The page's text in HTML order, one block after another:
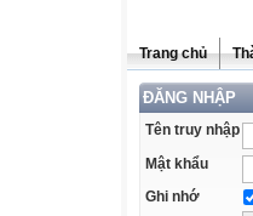
Trang chủ
ĐĂNG NHẬP
Tên truy nhập
Mật khẩu
Ghi nhớ